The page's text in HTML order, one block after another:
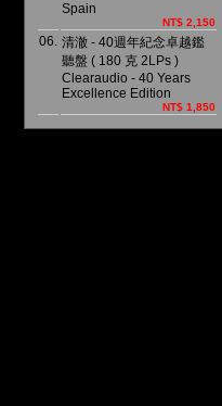
Spain
NT$ 2,150
06. 清澈 - 40週年紀念卓越鑑
聽盤 ( 180 克 2LPs )
Clearaudio - 40 Years
Excellence Edition
NT$ 1,850